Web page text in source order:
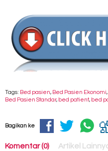
Tags: Bed pasien, Bed Pasien Ekonomi,
Bed Pasien Standar, bed patient, bed
Bagikan ke
Komentar (0) Artikel